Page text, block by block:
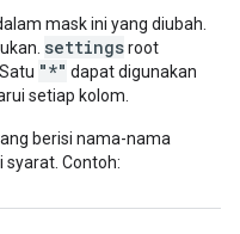
mask ini yang diubah.
settingsroot
"*" dapat digunakan
setiap kolom.
berisi nama-nama
syarat. Contoh: